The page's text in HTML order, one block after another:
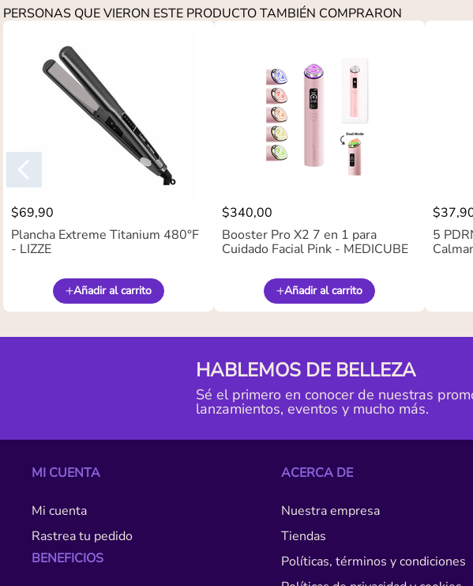
PERSONAS QUE VIERON ESTE PRODUCTO TAMBIÉN COMPRARON
$69,90
Plancha Extreme Titanium 480°F
- LIZZE
Añadir al carrito
$340,00
Booster Pro X2 7 en 1 para
Cuidado Facial Pink - MEDICUBE
Añadir al carrito
$37,
5
HABLEMOS DE BELLEZA
Sé el primero en conocer de nuestras
lanzamientos, eventos y mucho más.
MI CUENTA
Mi cuenta
Rastrea tu pedido
BENEFICIOS
ACERCA DE
Nuestra empresa
Tiendas
Políticas, términos y condiciones